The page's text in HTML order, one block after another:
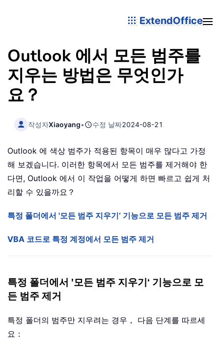
ExtendOffice
Outlook 에서 모든 범주를
지우는 방법은 무엇인가
요？
작성자Xiaoyang• 수정 날짜2024-08-21
Outlook 에 색상 범주가 적용된 항목이 매우 많다고 가정
해 보겠습니다. 이러한 항목에서 모든 범주를 제거해야 한
다면, Outlook 에서 이 작업을 어떻게 하면 빠르고 쉽게 처
리할 수 있을까요？
특정 폴더에서 '모든 범주 지우기‘ 기능으로 모든 범주 제거
VBA 코드로 특정 계정에서 모든 범주 제거
특정 폴더에서 '모든 범주 지우기‘ 기능으로 모
든 범주 제거
특정 폴더의 범주만 지우려는 경우， 다음 단계를 따르세
요：